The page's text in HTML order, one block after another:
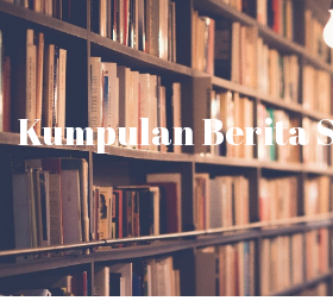
Kumpulan Berita